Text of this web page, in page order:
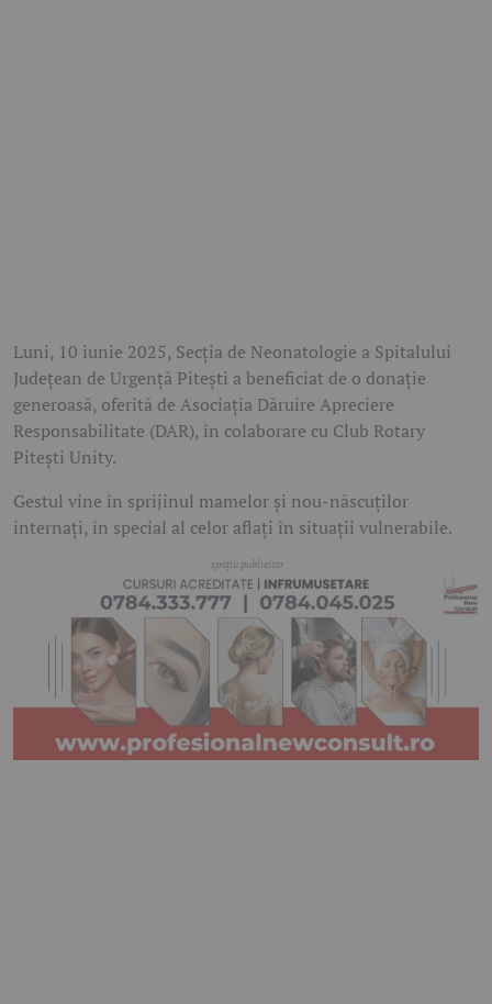
Luni, 10 iunie 2025, Secția de Neonatologie a Spitalului
Județean de Urgență Pitești a beneficiat de o donație
generoasă, oferită de Asociația Dăruire Apreciere
Responsabilitate (DAR), în colaborare cu Club Rotary
Pitești Unity.
Gestul vine în sprijinul mamelor și nou-născuților
internați, în special al celor aflați în situații vulnerabile.